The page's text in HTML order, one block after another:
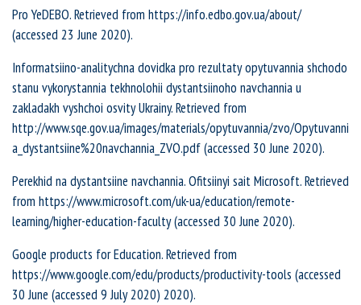
Pro YeDEBO. Retrieved from https://info.edbo.gov.ua/about/
(accessed 23 June 2020).
Informatsiino-analitychna dovidka pro rezultaty opytuvannia shchodo
stanu vykorystannia tekhnolohii dystantsiinoho navchannia u
zakladakh vyshchoi osvity Ukrainy. Retrieved from
http://www.sqe.gov.ua/images/materials/opytuvannia/zvo/Opytuvanni
a_dystantsiine%20navchannia_ZVO.pdf (accessed 30 June 2020).
Perekhid na dystantsiine navchannia. Ofitsiinyi sait Microsoft. Retrieved
from https://www.microsoft.com/uk-ua/education/remote-
learning/higher-education-faculty (accessed 30 June 2020).
Google products for Education. Retrieved from
https://www.google.com/edu/products/productivity-tools (accessed
30 June (accessed 9 July 2020) 2020).